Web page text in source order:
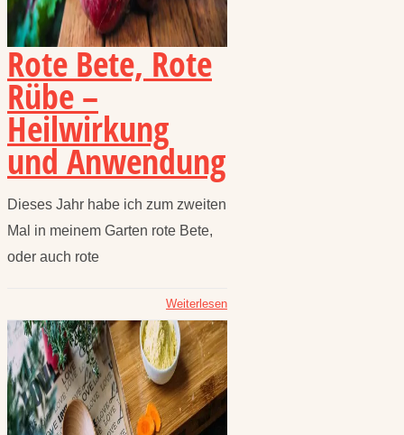
Rote Bete, Rote
Rübe –
Heilwirkung
und Anwendung
Dieses Jahr habe ich zum zweiten
Mal in meinem Garten rote Bete,
oder auch rote
Weiterlesen